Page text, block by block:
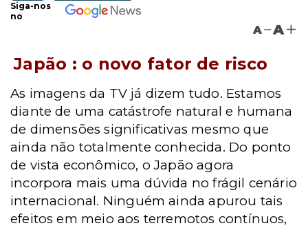
Siga-nos
no
A A
Japão : o novo fator de risco
As imagens da TV já dizem tudo. Estamos
diante de uma catástrofe natural e humana
de dimensões significativas mesmo que
ainda não totalmente conhecida. Do ponto
de vista econômico, o Japão agora
incorpora mais uma dúvida no frágil cenário
internacional. Ninguém ainda apurou tais
efeitos em meio aos terremotos contínuos,